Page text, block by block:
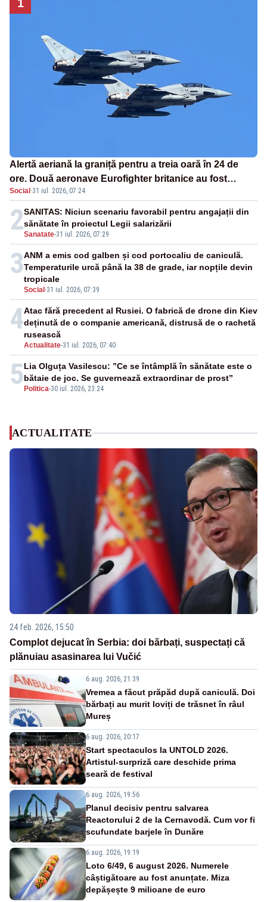
1
Alertă aeriană la graniță pentru a treia oară în 24 de
ore. Două aeronave Eurofighter britanice au fost
ridicate de la sol
Social ·31 iul. 2026, 07:24
2Sanatate-31 iul. 2026, 07:29
SANITAS: Niciun scenariu favorabil pentru angajații din
sănătate în proiectul Legii salarizării
3
Social -31 iul. 2026, 07:39
ANM a emis cod galben și cod portocaliu de caniculă.
Temperaturile urcă până la 38 de grade, iar nopțile devin
tropicale
4
Actualitate-31 iul. 2026, 07:40
Atac fără precedent al Rusiei. O fabrică de drone din Kiev
deținută de o companie americană, distrusă de o rachetă
rusească
5 Politica-30 iul. 2026, 23:24
Lia Olguța Vasilescu: ”Ce se întâmplă în sănătate este o
bătaie de joc. Se guvernează extraordinar de prost”
ACTUALITATE
24 feb. 2026, 15:50
Complot dejucat în Serbia: doi bărbați, suspectați că
plănuiau asasinarea lui Vučić
6 aug. 2026, 21:39
Vremea a făcut prăpăd după caniculă. Doi
bărbați au murit loviți de trăsnet în râul
Mureș
6 aug. 2026, 20:17
Start spectaculos la UNTOLD 2026.
Artistul-surpriză care deschide prima
seară de festival
6 aug. 2026, 19:56
Planul decisiv pentru salvarea
Reactorului 2 de la Cernavodă. Cum vor fi
scufundate barjele în Dunăre
6 aug. 2026, 19:19
Loto 6/49, 6 august 2026. Numerele
câștigătoare au fost anunțate. Miza
depășește 9 milioane de euro